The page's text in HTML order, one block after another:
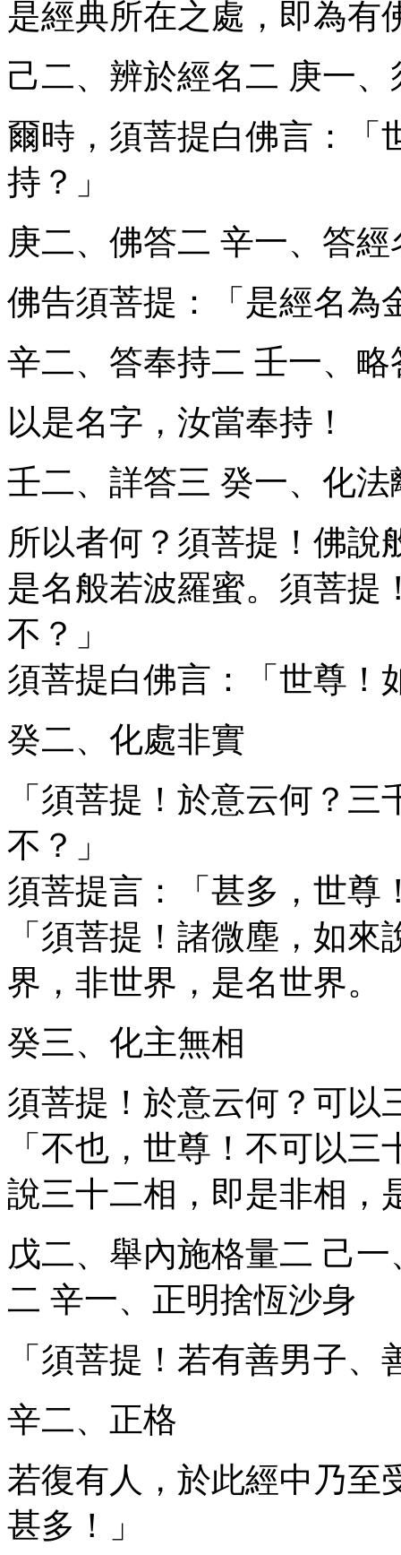
是經典所在之處，即為有
己二、辨於經名二 庚一
爾時，須菩提白佛言：「
持？」
庚二、佛答二 辛一、答經
佛告須菩提：「是經名為
辛二、答奉持二 壬一、略
以是名字，汝當奉持！
壬二、詳答三 癸一、化法
所以者何？須菩提！佛說
是名般若波羅蜜。須菩提
不？」
須菩提白佛言：「世尊！
癸二、化處非實
「須菩提！於意云何？
不？」
須菩提言：「甚多，世尊
「須菩提！諸微塵，如
界，非世界，是名世界。
癸三、化主無相
須菩提！於意云何？可以
「不也，世尊！不可以
說三十二相，即是非相，
戊二、舉內施格量二 己一
二 辛一、正明捨恆沙身
「須菩提！若有善男子
辛二、正格
若復有人，於此經中乃至
甚多！」